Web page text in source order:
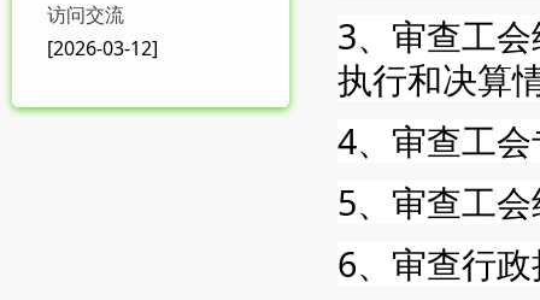
访问交流
[2026-03-12]
3、审查工
执行和决算
4、审查工
5、审查工
6、审查行